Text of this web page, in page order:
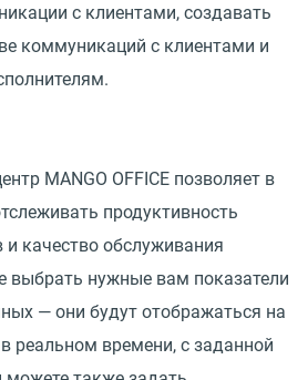
с клиентами, создавать
коммуникаций с клиентами и
MANGO OFFICE позволяет в
продуктивность
качество обслуживания
выбрать нужные вам показатели
— они будут отображаться на
реальном времени, с заданной